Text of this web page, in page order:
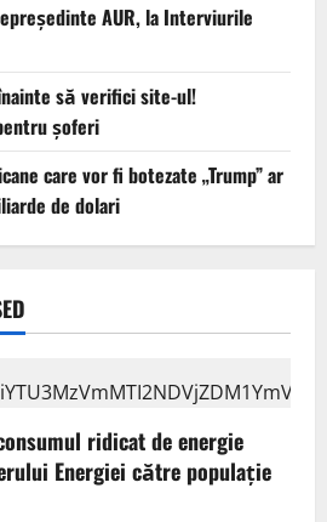
AUR, la Interviurile
să verifici site-ul!
șoferi
care vor fi botezate „Trump” ar
de dolari
ridicat de energie
Energiei către populație